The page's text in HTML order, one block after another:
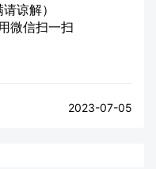
谅解）
微信扫一扫
2023-07-05